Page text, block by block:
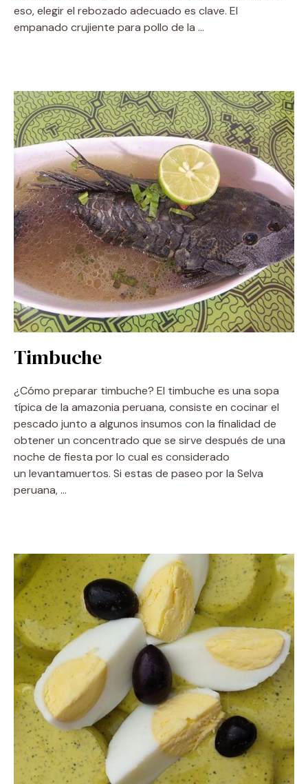
eso, elegir el rebozado adecuado es clave. El
empanado crujiente para pollo de la …
Timbuche
¿Cómo preparar timbuche? El timbuche es una sopa
típica de la amazonia peruana, consiste en cocinar el
pescado junto a algunos insumos con la finalidad de
obtener un concentrado que se sirve después de una
noche de fiesta por lo cual es considerado
un levantamuertos. Si estas de paseo por la Selva
peruana, …